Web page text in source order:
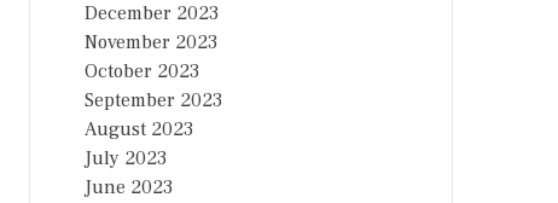
December 2023
November 2023
October 2023
September 2023
August 2023
July 2023
June 2023